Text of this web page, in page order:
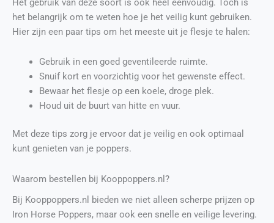
Het gebruik van deze soort is ook heel eenvoudig. Toch is
het belangrijk om te weten hoe je het veilig kunt gebruiken.
Hier zijn een paar tips om het meeste uit je flesje te halen:
Gebruik in een goed geventileerde ruimte.
Snuif kort en voorzichtig voor het gewenste effect.
Bewaar het flesje op een koele, droge plek.
Houd uit de buurt van hitte en vuur.
Met deze tips zorg je ervoor dat je veilig en ook optimaal
kunt genieten van je poppers.
Waarom bestellen bij Kooppoppers.nl?
Bij Kooppoppers.nl bieden we niet alleen scherpe prijzen op
Iron Horse Poppers, maar ook een snelle en veilige levering.